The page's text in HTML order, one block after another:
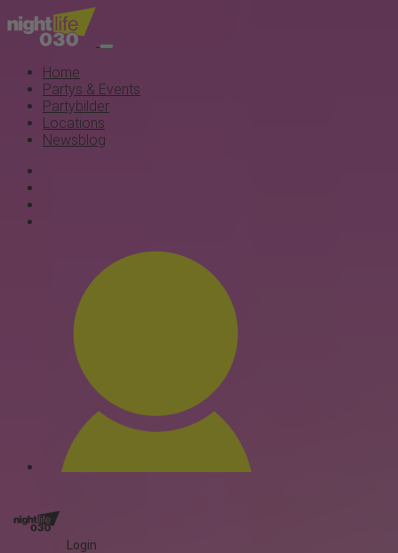
Home
Partys & Events
Partybilder
Locations
Newsblog
Login